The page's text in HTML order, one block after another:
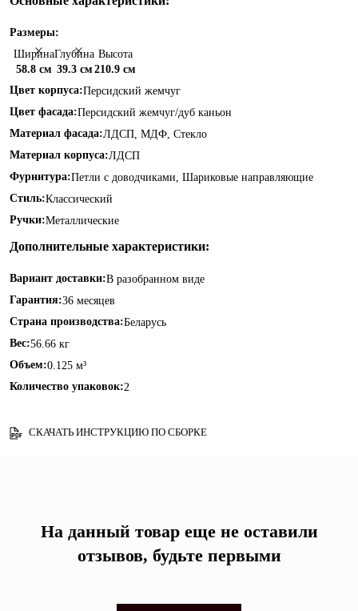
Размеры:
Ширина
58.8 см
Глубина
39.3 см
Высота
210.9 см
Цвет корпуса:Персидский жемчуг
Цвет фасада:Персидский жемчуг/дуб каньон
Материал фасада:ЛДСП, МДФ, Стекло
Материал корпуса:ЛДСП
Фурнитура:Петли с доводчиками, Шариковые направляющие
Стиль:Классический
Ручки:Металлические
Дополнительные характеристики:
Вариант доставки:В разобранном виде
Гарантия:36 месяцев
Страна производства:Беларусь
Вес:56.66 кг
Объем:0.125 м³
Количество упаковок:2
СКАЧАТЬ ИНСТРУКЦИЮ ПО СБОРКЕ
На данный товар еще не оставили
отзывов, будьте первыми